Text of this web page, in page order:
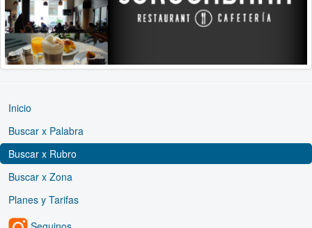
Inicio
Buscar x Palabra
Buscar x Rubro
Buscar x Zona
Planes y Tarifas